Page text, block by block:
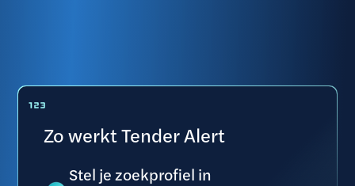
Zo werkt Tender Alert
Stel je zoekprofiel in